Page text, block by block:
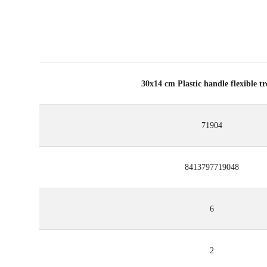
30x14 cm Plastic handle flexible
71904
8413797719048
6
2